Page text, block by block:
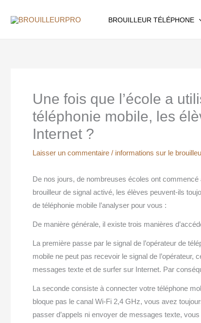
BROUILLEUR TÉLÉPHONE
Une fois que l’école a
téléphonie mobile, les
Internet ?
Laisser un commentaire / informations sur le
De nos jours, de nombreuses écoles ont
brouilleur de signal activé, les élèves peuvent-ils
de téléphonie mobile l’analyser pour vous :
De manière générale, il existe trois manières
La première passe par le signal de l’opérateur de
mobile ne peut pas recevoir le signal de l’opérateur,
messages texte et de surfer sur Internet. Par
La seconde consiste à connecter votre téléphone
bloque pas le canal Wi-Fi 2,4 GHz, vous avez
passer d’appels ni envoyer de messages texte,